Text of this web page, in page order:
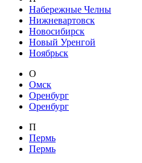
Набережные Челны
Нижневартовск
Новосибирск
Новый Уренгой
Ноябрьск
О
Омск
Оренбург
Оренбург
П
Пермь
Пермь